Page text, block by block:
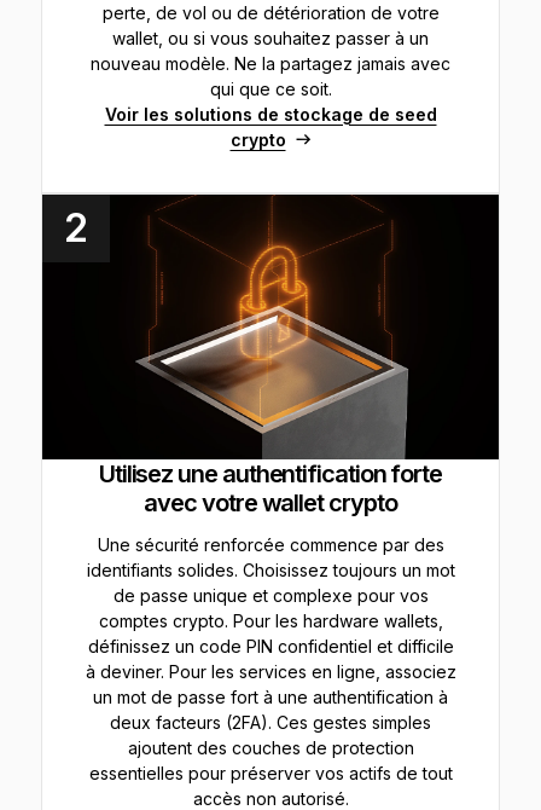
perte, de vol ou de détérioration de votre
wallet, ou si vous souhaitez passer à un
nouveau modèle. Ne la partagez jamais avec
qui que ce soit.
Voir les solutions de stockage de seed
crypto
2
Utilisez une authentification forte
avec votre wallet crypto
Une sécurité renforcée commence par des
identifiants solides. Choisissez toujours un mot
de passe unique et complexe pour vos
comptes crypto. Pour les hardware wallets,
définissez un code PIN confidentiel et difficile
à deviner. Pour les services en ligne, associez
un mot de passe fort à une authentification à
deux facteurs (2FA). Ces gestes simples
ajoutent des couches de protection
essentielles pour préserver vos actifs de tout
accès non autorisé.